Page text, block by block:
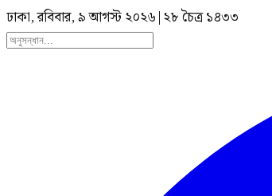
ঢাকা, রবিবার, ৯ আগস্ট ২০২৬|২৮ চৈত্র ১৪৩৩